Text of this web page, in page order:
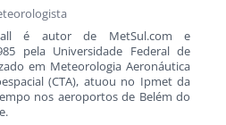
é autor de MetSul.com e
pela Universidade Federal de
em Meteorologia Aeronáutica
(CTA), atuou no Ipmet da
nos aeroportos de Belém do